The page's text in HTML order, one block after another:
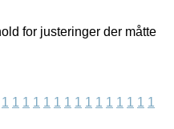
for justeringer der måtte
1 1 1 1 1 1 1 1 1 1 1 1 1 1 1